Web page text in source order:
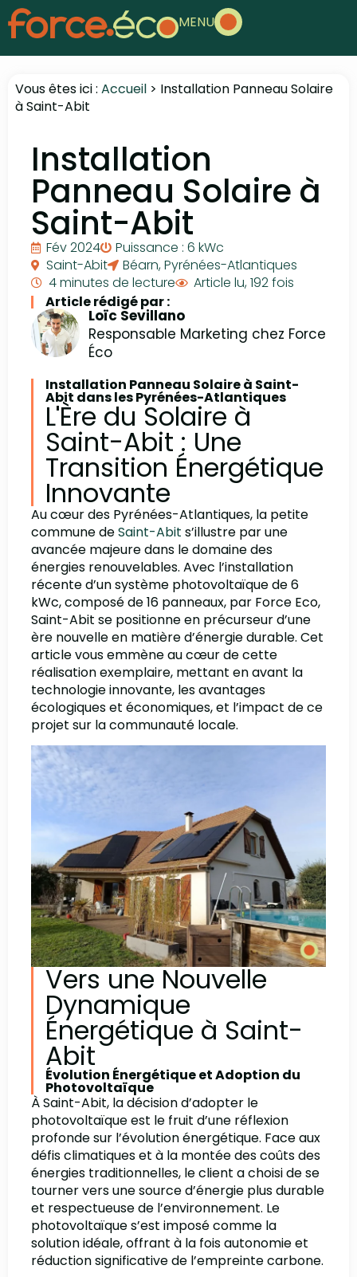
MENU
Vous êtes ici : Accueil> Installation Panneau Solaire
à Saint-Abit
Installation
Panneau Solaire à
Saint-Abit
Fév 2024
Puissance : 6 kWc
Saint-Abit
Béarn,Pyrénées-Atlantiques
4 minutes de lecture
Article lu, 192 fois
Article rédigé par :
Loïc Sevillano
Responsable Marketing chez Force
Éco
Installation Panneau Solaire à Saint-
Abit dans les Pyrénées-Atlantiques
L'Ère du Solaire à
Saint-Abit : Une
Transition Énergétique
Innovante
Au cœur des Pyrénées-Atlantiques, la petite
commune deSaint-Abit s’illustre par une
avancée majeure dans le domaine des
énergies renouvelables. Avec l’installation
récente d’un système photovoltaïque de 6
kWc, composé de 16 panneaux, par Force Eco,
Saint-Abit se positionne en précurseur d’une
ère nouvelle en matière d’énergie durable. Cet
article vous emmène au cœur de cette
réalisation exemplaire, mettant en avant la
technologie innovante, les avantages
écologiques et économiques, et l’impact de ce
projet sur la communauté locale.
Vers une Nouvelle
Dynamique
Énergétique à Saint-
Abit
Évolution Énergétique et Adoption du
Photovoltaïque
À Saint-Abit, la décision d’adopter le
photovoltaïque est le fruit d’une réflexion
profonde sur l’évolution énergétique. Face aux
défis climatiques et à la montée des coûts des
énergies traditionnelles, le client a choisi de se
tourner vers une source d’énergie plus durable
et respectueuse de l’environnement. Le
photovoltaïque s’est imposé comme la
solution idéale, offrant à la fois autonomie et
réduction significative de l’empreinte carbone.